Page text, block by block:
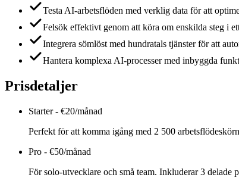
Testa AI-arbetsflöden med verklig data för att
Felsök effektivt genom att köra om enskilda steg i
Integrera sömlöst med hundratals tjänster för att
Hantera komplexa AI-processer med inbyggda
Prisdetaljer
Starter- €20/månad
Perfekt för att komma igång med 2 500
Pro - €50/månad
För solo-utvecklare och små team. Inkluderar 3